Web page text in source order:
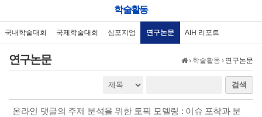
학술활동
국내학술대회 국제학술대회 심포지엄 연구논문 AIH 리포트
› 학술활동 › 연구논문
연구논문
검색
온라인 댓글의 주제 분석을 위한 토픽 모델링 : 이슈 포착과 분